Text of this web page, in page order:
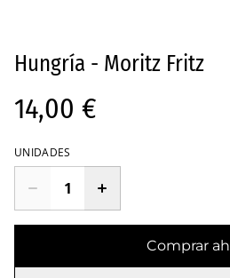
Hungría - Moritz Fritz
14,00 €
UNIDADES
Comprar